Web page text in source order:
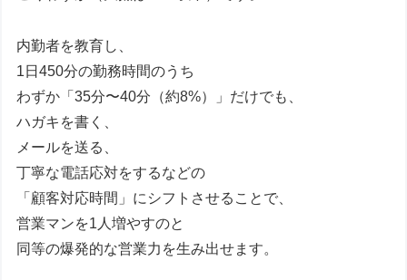
内勤者を教育し、
1日450分の勤務時間のうち
わずか「35分〜40分（約8%）」だけでも、
ハガキを書く、
メールを送る、
丁寧な電話応対をするなどの
「顧客対応時間」にシフトさせることで、
営業マンを1人増やすのと
同等の爆発的な営業力を生み出せます。